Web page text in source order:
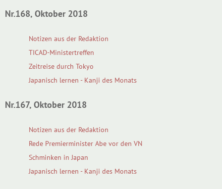
Nr.168, Oktober 2018
Notizen aus der Redaktion
TICAD-Ministertreffen
Zeitreise durch Tokyo
Japanisch lernen - Kanji des Monats
Nr.167, Oktober 2018
Notizen aus der Redaktion
Rede Premierminister Abe vor den VN
Schminken in Japan
Japanisch lernen - Kanji des Monats